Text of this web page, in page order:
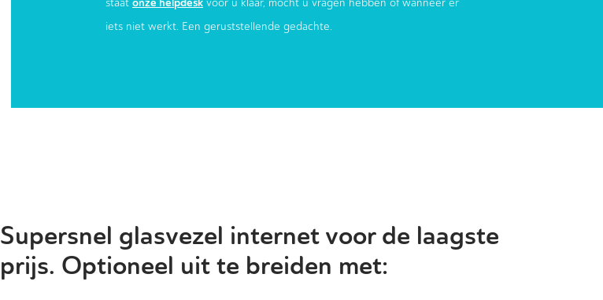
staat
voor u klaar, mocht u vragen hebben of wanneer er
iets niet werkt. Een geruststellende gedachte.
Supersnel glasvezel internet voor de laagste
prijs. Optioneel uit te breiden met: